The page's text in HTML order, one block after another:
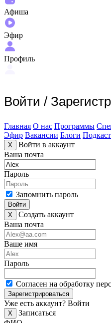
Афиша
Эфир
Профиль
Войти /
Главная О нас Программы
Эфир Вакансии Блоги
X
Войти в аккаунт
Ваша почта
Пароль
Запомнить пароль
Войти
X
Создать аккаунт
Ваша почта
Ваше имя
Пароль
Согласен на обработку
Зарегистрироваться
Уже есть аккаунт? Войти
X
Записаться